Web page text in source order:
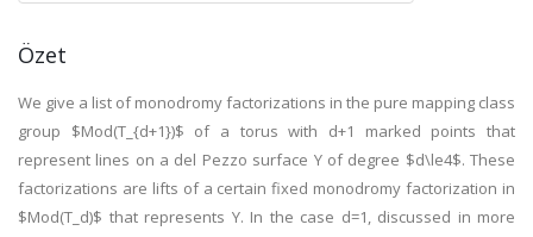
Özet
We give a list of monodromy factorizations in the pure mapping class
group $Mod(T_{d+1})$ of a torus with d+1 marked points that
represent lines on a del Pezzo surface Y of degree $d\le4$. These
factorizations are lifts of a certain fixed monodromy factorization in
$Mod(T_d)$ that represents Y. In the case d=1, discussed in more